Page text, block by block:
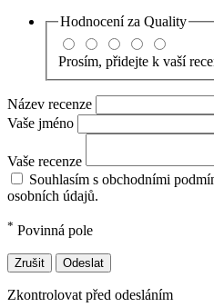
Hodnocení za Quality
Prosím, přidejte k vaší
Název recenze
Vaše jméno
Vaše recenze
Souhlasím s obchodními
osobních údajů.
* Povinná pole
Zrušit Odeslat
Zkontrolovat před odesláním